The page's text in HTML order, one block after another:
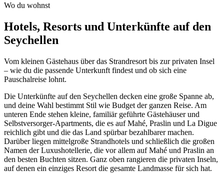
Wo du wohnst
Hotels, Resorts und Unterkünfte auf den
Seychellen
Vom kleinen Gästehaus über das Strandresort bis zur privaten Insel
– wie du die passende Unterkunft findest und ob sich eine
Pauschalreise lohnt.
Die Unterkünfte auf den Seychellen decken eine große Spanne ab,
und deine Wahl bestimmt Stil wie Budget der ganzen Reise. Am
unteren Ende stehen kleine, familiär geführte Gästehäuser und
Selbstversorger-Apartments, die es auf Mahé, Praslin und La Digue
reichlich gibt und die das Land spürbar bezahlbarer machen.
Darüber liegen mittelgroße Strandhotels und schließlich die großen
Namen der Luxushotellerie, die vor allem auf Mahé und Praslin an
den besten Buchten sitzen. Ganz oben rangieren die privaten Inseln,
auf denen ein einziges Resort die gesamte Landmasse für sich hat.